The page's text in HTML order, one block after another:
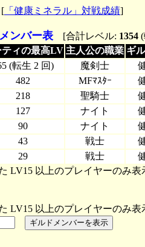
「健康ミネラル」対戦成績]
ンバー表 [合計レベル: 1354
ティの最高LV 主人公の職業 ギ
(転生 2 回) 魔剣士
482 MFﾏｽﾀｰ
218 聖騎士
127 ナイト
90 ナイト
43 戦士
29 戦士
LV15 以上のプレイヤーのみ表
LV15 以上のプレイヤーのみ表